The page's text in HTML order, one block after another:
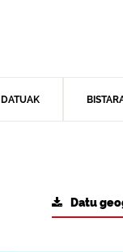
DATUAK
Datu